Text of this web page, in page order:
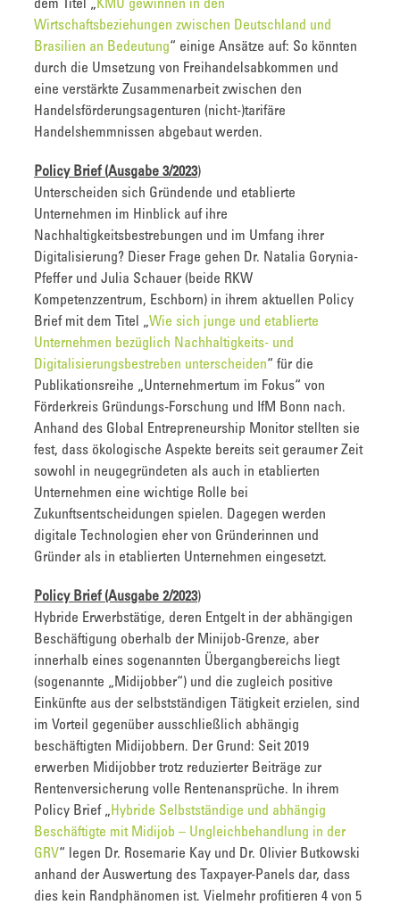
dem Titel „KMU gewinnen in den
Wirtschaftsbeziehungen zwischen Deutschland und
Brasilien an Bedeutung“ einige Ansätze auf: So könnten
durch die Umsetzung von Freihandelsabkommen und
eine verstärkte Zusammenarbeit zwischen den
Handelsförderungsagenturen (nicht-)tarifäre
Handelshemmnissen abgebaut werden.
Policy Brief (Ausgabe 3/2023)
Unterscheiden sich Gründende und etablierte
Unternehmen im Hinblick auf ihre
Nachhaltigkeitsbestrebungen und im Umfang ihrer
Digitalisierung? Dieser Frage gehen Dr. Natalia Gorynia-
Pfeffer und Julia Schauer (beide RKW
Kompetenzzentrum, Eschborn) in ihrem aktuellen Policy
Brief mit dem Titel „Wie sich junge und etablierte
Unternehmen bezüglich Nachhaltigkeits- und
Digitalisierungsbestreben unterscheiden“ für die
Publikationsreihe „Unternehmertum im Fokus“ von
Förderkreis Gründungs-Forschung und IfM Bonn nach.
Anhand des Global Entrepreneurship Monitor stellten sie
fest, dass ökologische Aspekte bereits seit geraumer Zeit
sowohl in neugegründeten als auch in etablierten
Unternehmen eine wichtige Rolle bei
Zukunftsentscheidungen spielen. Dagegen werden
digitale Technologien eher von Gründerinnen und
Gründer als in etablierten Unternehmen eingesetzt.
Policy Brief (Ausgabe 2/2023)
Hybride Erwerbstätige, deren Entgelt in der abhängigen
Beschäftigung oberhalb der Minijob-Grenze, aber
innerhalb eines sogenannten Übergangbereichs liegt
(sogenannte „Midijobber“) und die zugleich positive
Einkünfte aus der selbstständigen Tätigkeit erzielen, sind
im Vorteil gegenüber ausschließlich abhängig
beschäftigten Midijobbern. Der Grund: Seit 2019
erwerben Midijobber trotz reduzierter Beiträge zur
Rentenversicherung volle Rentenansprüche. In ihrem
Policy Brief „Hybride Selbstständige und abhängig
Beschäftigte mit Midijob – Ungleichbehandlung in der
GRV“ legen Dr. Rosemarie Kay und Dr. Olivier Butkowski
anhand der Auswertung des Taxpayer-Panels dar, dass
dies kein Randphänomen ist. Vielmehr profitieren 4 von 5